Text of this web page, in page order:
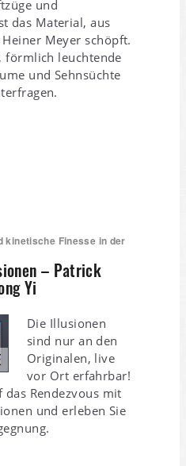
und
das Material, aus
Meyer schöpft.
förmlich leuchtende
und Sehnsüchte
kinetische Finesse in der
– Patrick
Yi
Die Illusionen
sind nur an den
Originalen, live
vor Ort erfahrbar!
das Rendezvous mit
und erleben Sie